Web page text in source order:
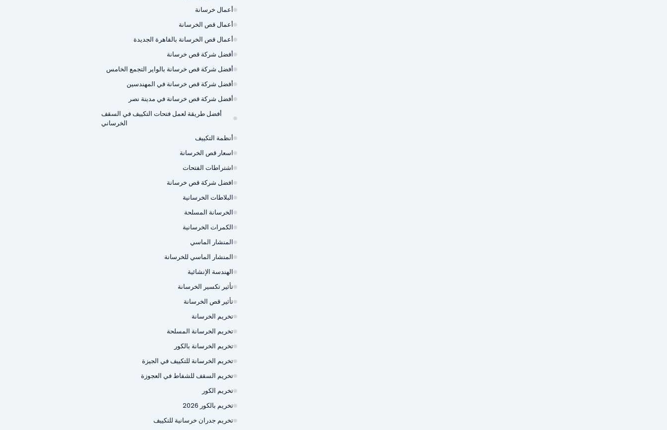
أعمال خرسانة
أعمال قص الخرسانة
أعمال قص الخرسانة بالقاهرة الجديدة
أفضل شركة قص خرسانة
أفضل شركة قص خرسانة بالواير التجمع الخامس
أفضل شركة قص خرسانة في المهندسين
أفضل شركة قص خرسانة في مدينة نصر
أفضل طريقة لعمل فتحات التكييف في السقف
الخرساني
أنظمة التكييف
اسعار قص الخرسانة
اشتراطات الفتحات
افضل شركة قص خرسانة
البلاطات الخرسانية
الخرسانة المسلحة
الكمرات الخرسانية
المنشار الماسي
المنشار الماسي للخرسانة
الهندسة الإنشائية
تأثير تكسير الخرسانة
تأثير قص الخرسانة
تخريم الخرسانة
تخريم الخرسانة المسلحة
تخريم الخرسانة بالكور
تخريم الخرسانة للتكييف في الجيزة
تخريم السقف للشفاط في العجوزة
تخريم الكور
تخريم بالكور 2026
تخريم جدران خرسانية للتكييف